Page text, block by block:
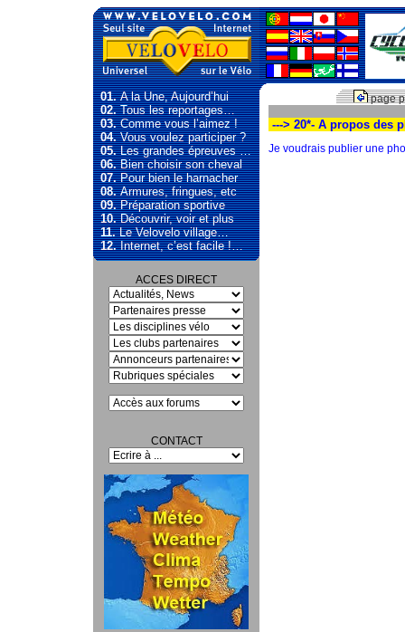
01.A la Une, Aujourd’hui
02.Tous les reportages…
03.Comme vous l’aimez !
04.Vous voulez participer ?
05.Les grandes épreuves …
06.Bien choisir son cheval
07.Pour bien le harnacher
08.Armures, fringues, etc
09.Préparation sportive
10.Découvrir, voir et plus
11.Le Velovelo village…
12.Internet, c’est facile !…
ACCES DIRECT
CONTACT
page
---> 20*- A propos des
Je voudrais publier une